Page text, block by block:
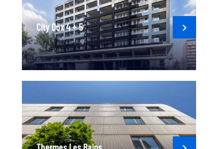
City Dox 4 + 5